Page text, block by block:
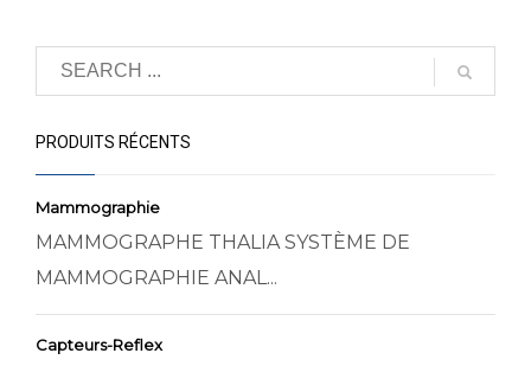
PRODUITS RÉCENTS
Mammographie
MAMMOGRAPHE THALIA SYSTÈME DE
MAMMOGRAPHIE ANAL...
Capteurs-Reflex